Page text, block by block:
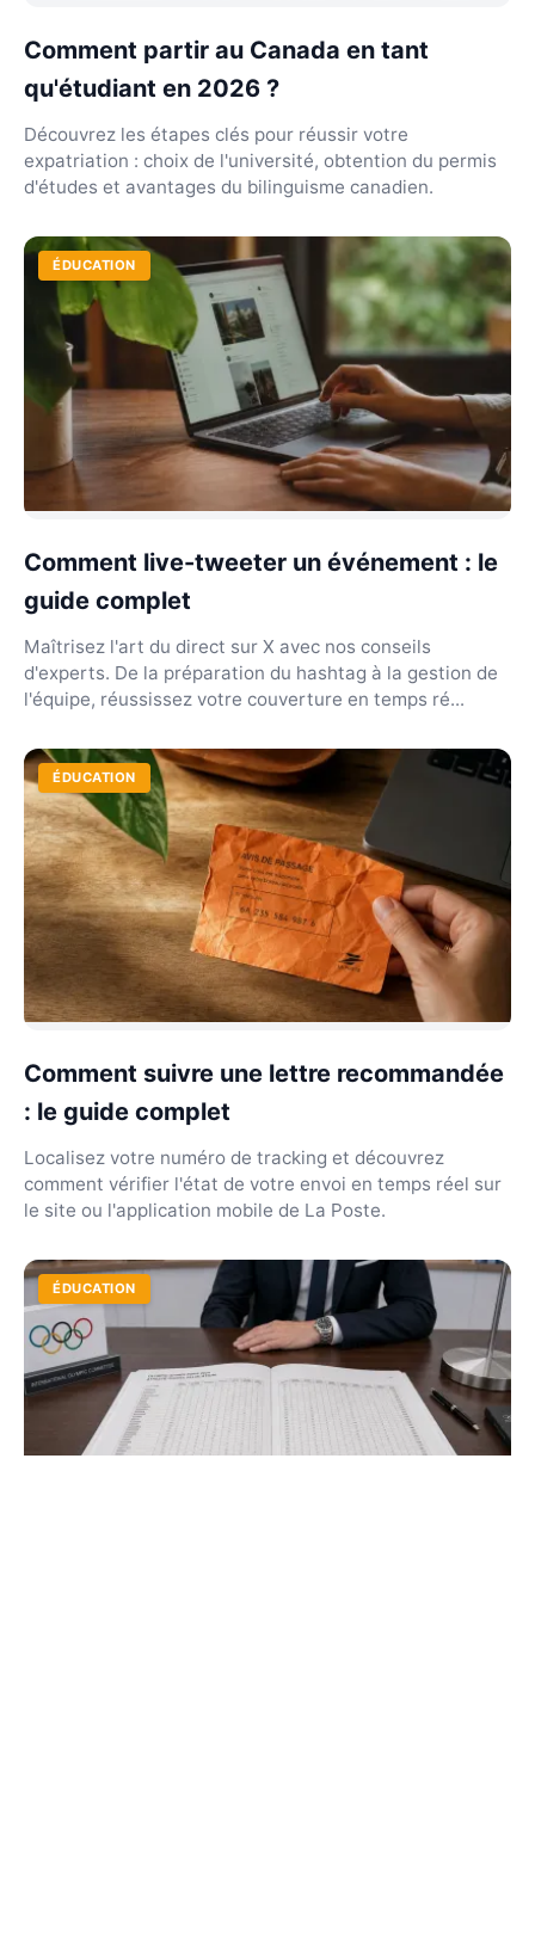
Comment partir au Canada en tant
qu'étudiant en 2026 ?
Découvrez les étapes clés pour réussir votre
expatriation : choix de l'université, obtention du permis
d'études et avantages du bilinguisme canadien.
ÉDUCATION
Comment live-tweeter un événement : le
guide complet
Maîtrisez l'art du direct sur X avec nos conseils
d'experts. De la préparation du hashtag à la gestion de
l'équipe, réussissez votre couverture en temps ré...
ÉDUCATION
Comment suivre une lettre recommandée
: le guide complet
Localisez votre numéro de tracking et découvrez
comment vérifier l'état de votre envoi en temps réel sur
le site ou l'application mobile de La Poste.
ÉDUCATION